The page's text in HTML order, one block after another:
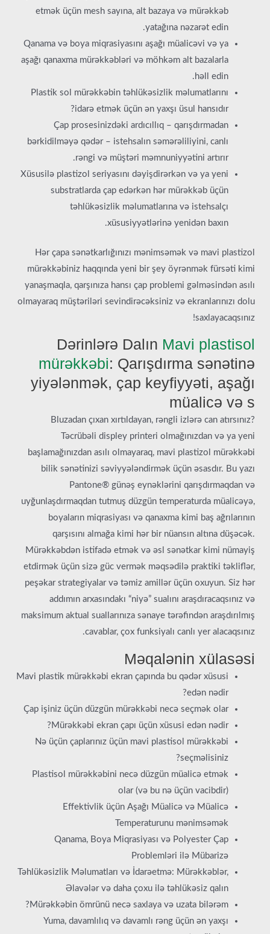
etmək üçün mesh sayına, alt bazaya və mürəkkəb
yatağına nəzarət edin.
Qanama və boya miqrasiyasını aşağı müalicəvi və ya
aşağı qanaxma mürəkkəbləri və möhkəm alt bazalarla
həll edin.
Plastik sol mürəkkəbin təhlükəsizlik məlumatlarını
idarə etmək üçün ən yaxşı üsul hansıdır?
Çap prosesinizdəki ardıcıllıq – qarışdırmadan
bərkidilməyə qədər – istehsalın səmərəliliyini, canlı
rəngi və müştəri məmnuniyyətini artırır.
Xüsusilə plastizol seriyasını dəyişdirərkən və ya yeni
substratlarda çap edərkən hər mürəkkəb üçün
təhlükəsizlik məlumatlarına və istehsalçı
xüsusiyyətlərinə yenidən baxın.
Hər çapa sənətkarlığınızı mənimsəmək və mavi plastizol
mürəkkəbiniz haqqında yeni bir şey öyrənmək fürsəti kimi
yanaşmaqla, qarşınıza hansı çap problemi gəlməsindən asılı
olmayaraq müştəriləri sevindirəcəksiniz və ekranlarınızı dolu
saxlayacaqsınız!
Dərinlərə Dalın Mavi plastisol
mürəkkəbi: Qarışdırma sənətinə
yiyələnmək, çap keyfiyyəti, aşağı
müalicə və s
Bluzadan çıxan xırtıldayan, rəngli izlərə can atırsınız?
Təcrübəli displey printeri olmağınızdan və ya yeni
başlamağınızdan asılı olmayaraq, mavi plastizol mürəkkəbi
bilik sənətinizi səviyyələndirmək üçün əsasdır. Bu yazı
Pantone® günəş eynəklərini qarışdırmaqdan və
uyğunlaşdırmaqdan tutmuş düzgün temperaturda müalicəyə,
boyaların miqrasiyası və qanaxma kimi baş ağrılarının
qarşısını almağa kimi hər bir nüansın altına düşəcək.
Mürəkkəbdən istifadə etmək və əsl sənətkar kimi nümayiş
etdirmək üçün sizə güc vermək məqsədilə praktiki təkliflər,
peşəkar strategiyalar və təmiz amillər üçün oxuyun. Siz hər
addımın arxasındakı “niyə” sualını araşdıracaqsınız və
maksimum aktual suallarınıza sənaye tərəfindən araşdırılmış
cavablar, çox funksiyalı canlı yer alacaqsınız.
Məqalənin xülasəsi
Mavi plastik mürəkkəbi ekran çapında bu qədər xüsusi
edən nədir?
Çap işiniz üçün düzgün mürəkkəbi necə seçmək olar
Mürəkkəbi ekran çapı üçün xüsusi edən nədir?
Nə üçün çaplarınız üçün mavi plastisol mürəkkəbi
seçməlisiniz?
Plastisol mürəkkəbini necə düzgün müalicə etmək
olar (və bu nə üçün vacibdir)
Effektivlik üçün Aşağı Müalicə və Müalicə
Temperaturunu mənimsəmək
Qanama, Boya Miqrasiyası və Polyester Çap
Problemləri ilə Mübarizə
Təhlükəsizlik Məlumatları və İdarəetmə: Mürəkkəblər,
Əlavələr və daha çoxu ilə təhlükəsiz qalın
Mürəkkəbin ömrünü necə saxlaya və uzata bilərəm?
Yuma, davamlılıq və davamlı rəng üçün ən yaxşı